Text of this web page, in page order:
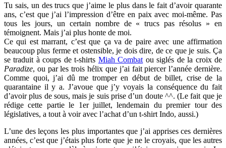
Tu sais, un des trucs que j’aime le plus dans le fait d’avoir quarante
ans, c’est que j’ai l’impression d’être en paix avec moi-même. Pas
tous les jours, un certain nombre de « trucs pas résolus » en
témoignent. Mais j’ai plus honte de moi.
Ce qui est marrant, c’est que ça va de paire avec une affirmation
beaucoup plus ferme et ostensible, je dois dire, de ce que je suis. Ça
se traduit à coups de t-shirts Miah Combat ou siglés de la croix de
Paradize, ou par les trois hélix que j’ai fait piercer l’année dernière.
Comme quoi, j’ai dû me tromper en début de billet, crise de la
quarantaine il y a. J’avoue que j’y voyais la conséquence du fait
d’avoir plus de sous, mais je suis prise d’un doute ^^. (Le fait que je
rédige cette partie le 1er juillet, lendemain du premier tour des
législatives, a tout à voir avec l’achat d’un t-shirt Indo, aussi.)
L’une des leçons les plus importantes que j’ai apprises ces dernières
années, c’est que j’étais plus forte que je ne le croyais, que les autres